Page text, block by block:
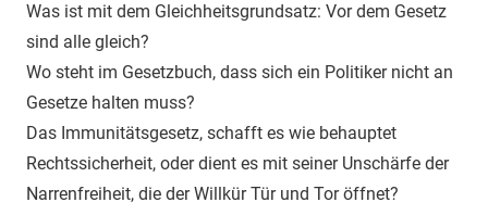
Was ist mit dem Gleichheitsgrundsatz: Vor dem Gesetz
sind alle gleich?
Wo steht im Gesetzbuch, dass sich ein Politiker nicht an
Gesetze halten muss?
Das Immunitätsgesetz, schafft es wie behauptet
Rechtssicherheit, oder dient es mit seiner Unschärfe der
Narrenfreiheit, die der Willkür Tür und Tor öffnet?